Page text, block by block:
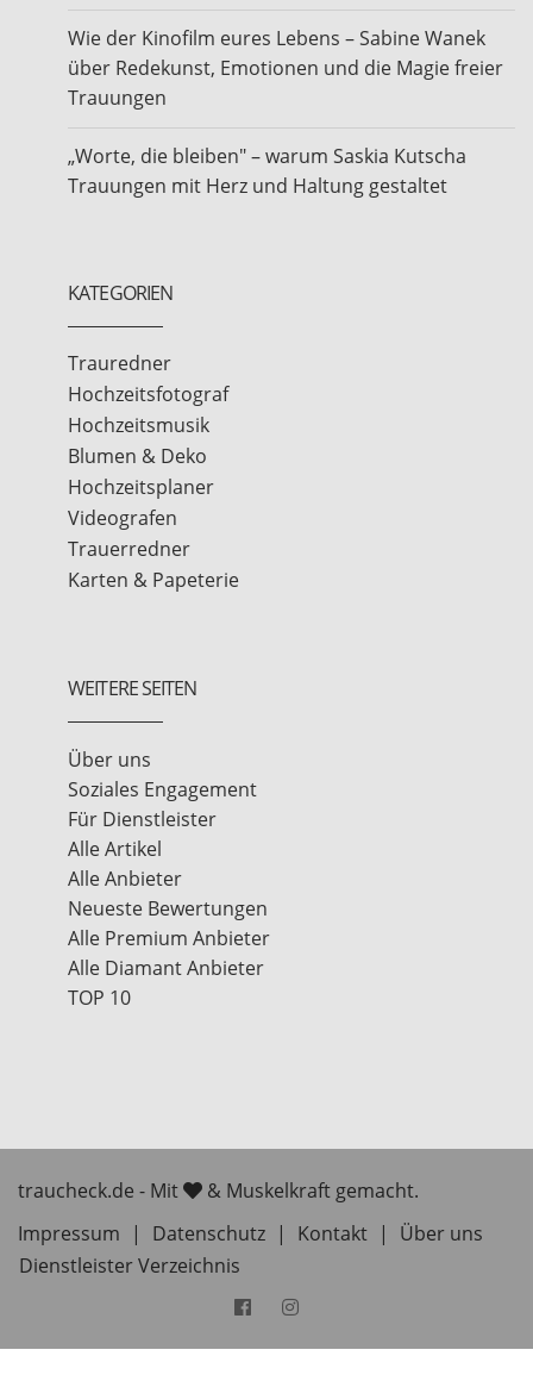
Wie der Kinofilm eures Lebens – Sabine Wanek
über Redekunst, Emotionen und die Magie freier
Trauungen
„Worte, die bleiben" – warum Saskia Kutscha
Trauungen mit Herz und Haltung gestaltet
KATEGORIEN
Trauredner
Hochzeitsfotograf
Hochzeitsmusik
Blumen & Deko
Hochzeitsplaner
Videografen
Trauerredner
Karten & Papeterie
WEITERE SEITEN
Über uns
Soziales Engagement
Für Dienstleister
Alle Artikel
Alle Anbieter
Neueste Bewertungen
Alle Premium Anbieter
Alle Diamant Anbieter
TOP 10
traucheck.de - Mit
& Muskelkraft gemacht.
Impressum
| Datenschutz | Kontakt |
Über uns
Dienstleister Verzeichnis